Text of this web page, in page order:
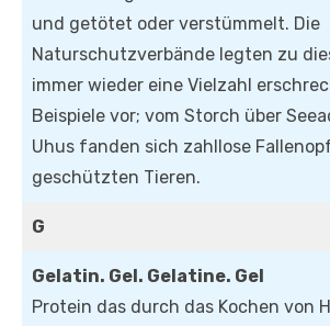
und getötet oder verstümmelt. Die
Naturschutzverbände legten zu
immer wieder eine Vielzahl
Beispiele vor; vom Storch über
Uhus fanden sich zahllose
geschützten Tieren.
G
Gelatin. Gel. Gelatine. Gel
Protein das durch das Kochen von